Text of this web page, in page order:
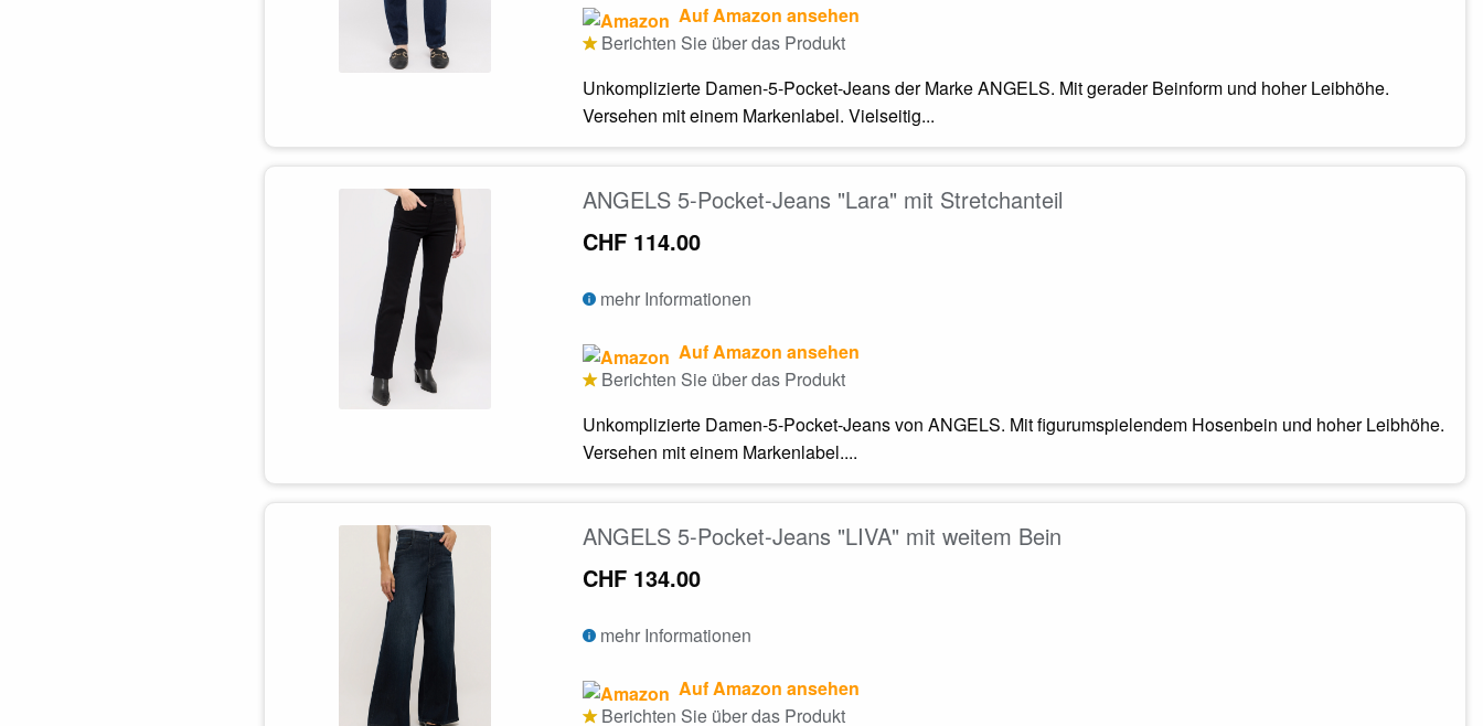
Auf Amazon ansehen
Berichten Sie über das Produkt
Unkomplizierte Damen-5-Pocket-Jeans der Marke ANGELS. Mit gerader Beinform und hoher Leibhöhe.
Versehen mit einem Markenlabel. Vielseitig...
ANGELS 5-Pocket-Jeans "Lara" mit Stretchanteil
CHF 114.00
mehr Informationen
Auf Amazon ansehen
Berichten Sie über das Produkt
Unkomplizierte Damen-5-Pocket-Jeans von ANGELS. Mit figurumspielendem Hosenbein und hoher Leibhöhe.
Versehen mit einem Markenlabel....
ANGELS 5-Pocket-Jeans "LIVA" mit weitem Bein
CHF 134.00
mehr Informationen
Auf Amazon ansehen
Berichten Sie über das Produkt